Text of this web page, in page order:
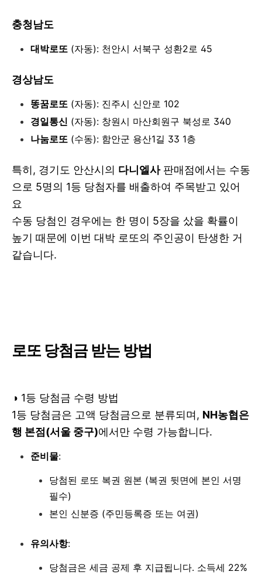
충청남도
대박로또 (자동): 천안시 서북구 성환2로 45
경상남도
똥꿈로또 (자동): 진주시 신안로 102
경일통신 (자동): 창원시 마산회원구 북성로 340
나눔로또 (수동): 함안군 용산1길 33 1층
특히, 경기도 안산시의 다니엘사판매점에서는 수동
으로 5명의 1등 당첨자를 배출하여 주목받고 있어
요
수동 당첨인 경우에는 한 명이 5장을 샀을 확률이
높기 때문에 이번 대박 로또의 주인공이 탄생한 거
같습니다.
로또 당첨금 받는 방법
◑ 1등 당첨금 수령 방법
1등 당첨금은 고액 당첨금으로 분류되며, NH농협은
행 본점(서울 중구)에서만 수령 가능합니다.
준비물:
당첨된 로또 복권 원본 (복권 뒷면에 본인 서명
필수)
본인 신분증 (주민등록증 또는 여권)
유의사항:
당첨금은 세금 공제 후 지급됩니다. 소득세 22%